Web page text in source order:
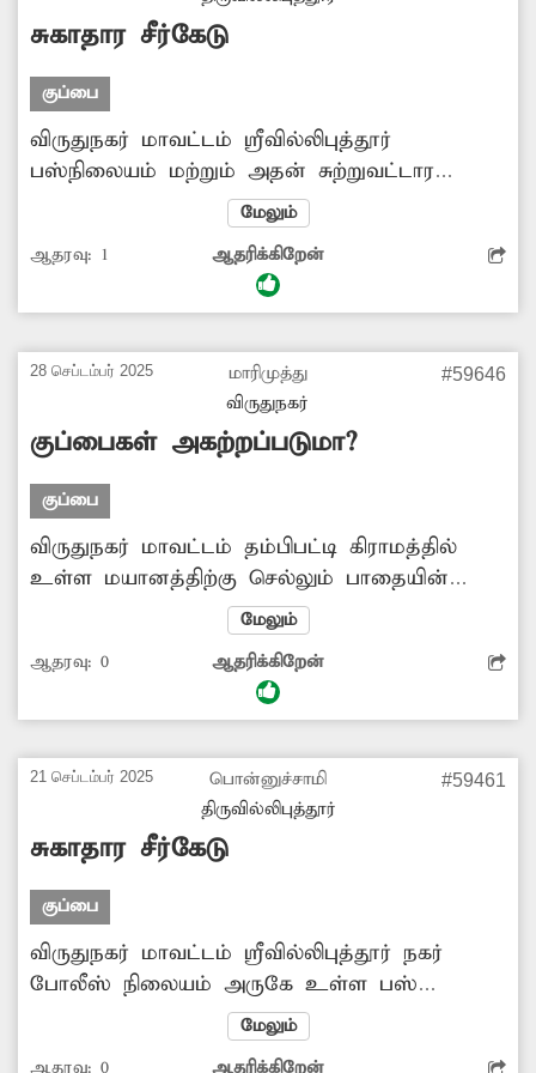
சுகாதார சீர்கேடு
குப்பை
விருதுநகர் மாவட்டம் ஸ்ரீவில்லிபுத்தூர்
பஸ்நிலையம் மற்றும் அதன் சுற்றுவட்டார
பகுதியில் சாலையின் ஓரங்களில் குப்பைகள்
அள்ளப்படாமல் ஆங்காங்கே தேங்கி
கிடக்கின்றது. இதனால் சுகாதார சீர்கேடு
ஏற்படுவதுடன் அவ்வழியே நடந்து செல்லும்
வருகின்றனர். எனவே சம்பந்தப்பட்ட அதிகாரிகள்
சாலையோரம் குவிந்து கிடக்கும் குப்பைகளை
அகற்ற நடவடிக்கை எடுப்பார்களா?
மேலும்
ஆதரவு: 1 ஆதரிக்கிறேன்
28 செப்டம்பர் 2025
மாரிமுத்து
விருதுநகர்
#59646
குப்பைகள் அகற்றப்படுமா?
குப்பை
விருதுநகர் மாவட்டம் தம்பிபட்டி கிராமத்தில்
உள்ள மயானத்திற்கு செல்லும் பாதையின்
இருபுறங்களிலும் குப்பைகள் அதிகளவில்
குவிந்து கிடப்பதுடன் கருவேல மரங்களும்
சாலையை மறைத்து ஆக்கிரமித்துள்ளது.
இதனால் இறந்தவர்கள் உடலை கொண்டு
உள்ளாகின்றனா. எனவே சாலையை
ஆக்கிரமித்துள்ள கருவேல மரங்கள் மற்றும்
குப்பைகளை அகற்ற நடவடிக்கை
எடுக்கப்படுமா?
மேலும்
ஆதரவு: 0 ஆதரிக்கிறேன்
21 செப்டம்பர் 2025
பொன்னுச்சாமி
திருவில்லிபுத்தூர்
#59461
சுகாதார சீர்கேடு
குப்பை
விருதுநகர் மாவட்டம் ஸ்ரீவில்லிபுத்தூர் நகர்
போலீஸ் நிலையம் அருகே உள்ள பஸ்
நிறுத்தம் பகுதியில் கழிவுநீர் வாய்க்காலில்
குப்பைகள் அதிகளவில் தேங்கி கிடக்கிறது.
மேலும்
ஆதரவு: 0 ஆதரிக்கிறேன்